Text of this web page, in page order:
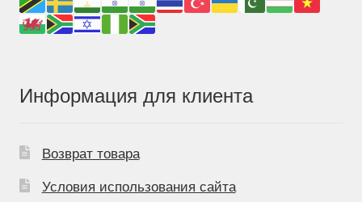
Информация для клиента
Возврат товара
Условия использования сайта